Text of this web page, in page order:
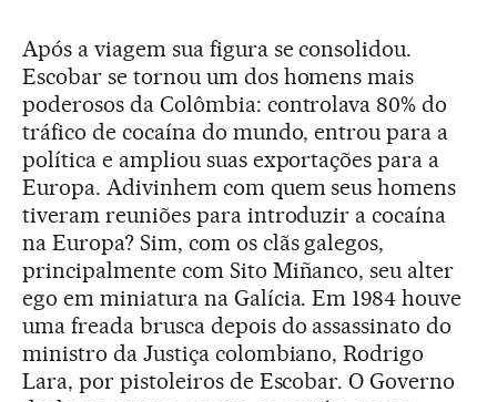
Após a viagem sua figura se consolidou.
Escobar se tornou um dos homens mais
poderosos da Colômbia: controlava 80% do
tráfico de cocaína do mundo, entrou para a
política e ampliou suas exportações para a
Europa. Adivinhem com quem seus homens
tiveram reuniões para introduzir a cocaína
na Europa? Sim, com os clãs galegos,
principalmente com Sito Miñanco, seu alter
ego em miniatura na Galícia. Em 1984 houve
uma freada brusca depois do assassinato do
ministro da Justiça colombiano, Rodrigo
Lara, por pistoleiros de Escobar. O Governo